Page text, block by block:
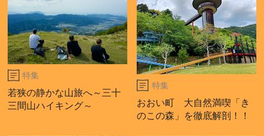
特集
若狭の静かな山旅へ～三十
三間山ハイキング～
特集
おおい町 大自然満喫「き
のこの森」を徹底解剖！！